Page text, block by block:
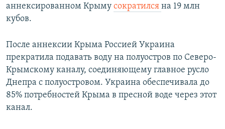
аннексированном Крыму сократился на 19 млн
кубов.​
После аннексии Крыма Россией Украина
прекратила подавать воду на полуостров по Северо-
Крымскому каналу, соединяющему главное русло
Днепра с полуостровом. Украина обеспечивала до
85% потребностей Крыма в пресной воде через этот
канал.